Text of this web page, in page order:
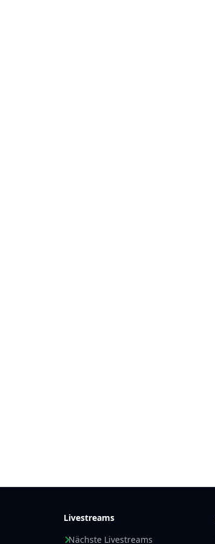
Livestreams
Nächste Livestreams